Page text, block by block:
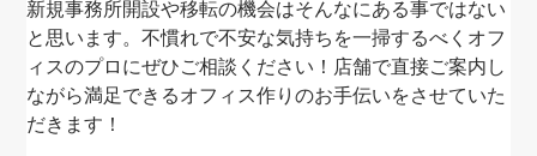
新規事務所開設や移転の機会はそんなにある事ではない
と思います。不慣れで不安な気持ちを一掃するべくオフ
ィスのプロにぜひご相談ください！店舗で直接ご案内し
ながら満足できるオフィス作りのお手伝いをさせていた
だきます！